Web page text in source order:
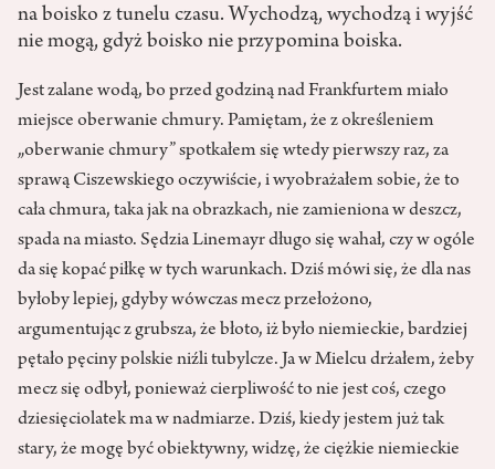
na boisko z tunelu czasu. Wychodzą, wychodzą i wyjść
nie mogą, gdyż boisko nie przypomina boiska.
Jest zalane wodą, bo przed godziną nad Frankfurtem miało
miejsce oberwanie chmury. Pamiętam, że z określeniem
„oberwanie chmury” spotkałem się wtedy pierwszy raz, za
sprawą Ciszewskiego oczywiście, i wyobrażałem sobie, że to
cała chmura, taka jak na obrazkach, nie zamieniona w deszcz,
spada na miasto. Sędzia Linemayr długo się wahał, czy w ogóle
da się kopać piłkę w tych warunkach. Dziś mówi się, że dla nas
byłoby lepiej, gdyby wówczas mecz przełożono,
argumentując z grubsza, że błoto, iż było niemieckie, bardziej
pętało pęciny polskie niźli tubylcze. Ja w Mielcu drżałem, żeby
mecz się odbył, ponieważ cierpliwość to nie jest coś, czego
dziesięciolatek ma w nadmiarze. Dziś, kiedy jestem już tak
stary, że mogę być obiektywny, widzę, że ciężkie niemieckie